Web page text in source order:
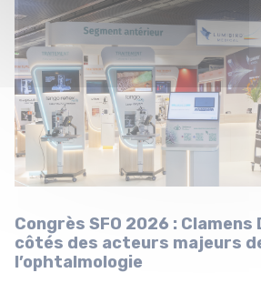
Congrès SFO 2026 : Clamens
côtés des acteurs majeurs
l’ophtalmologie